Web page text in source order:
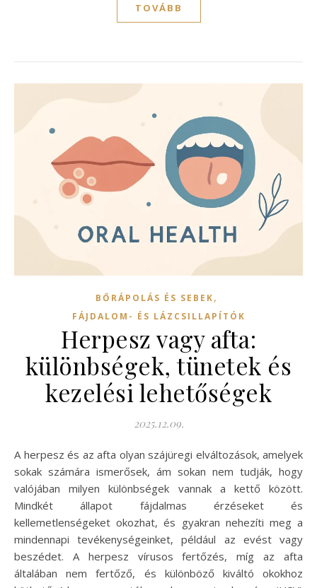
TOVÁBB
BŐRÁPOLÁS ÉS SEBEK,
FÁJDALOM- ÉS LÁZCSILLAPÍTÓK
Herpesz vagy afta:
különbségek, tünetek és
kezelési lehetőségek
2025.12.09.
A herpesz és az afta olyan szájüregi elváltozások, amelyek
sokak számára ismerősek, ám sokan nem tudják, hogy
valójában milyen különbségek vannak a kettő között.
Mindkét állapot fájdalmas érzéseket és
kellemetlenségeket okozhat, és gyakran nehezíti meg a
mindennapi tevékenységeinket, például az evést vagy
beszédet. A herpesz vírusos fertőzés, míg az afta
általában nem fertőző, és különböző kiváltó okokhoz